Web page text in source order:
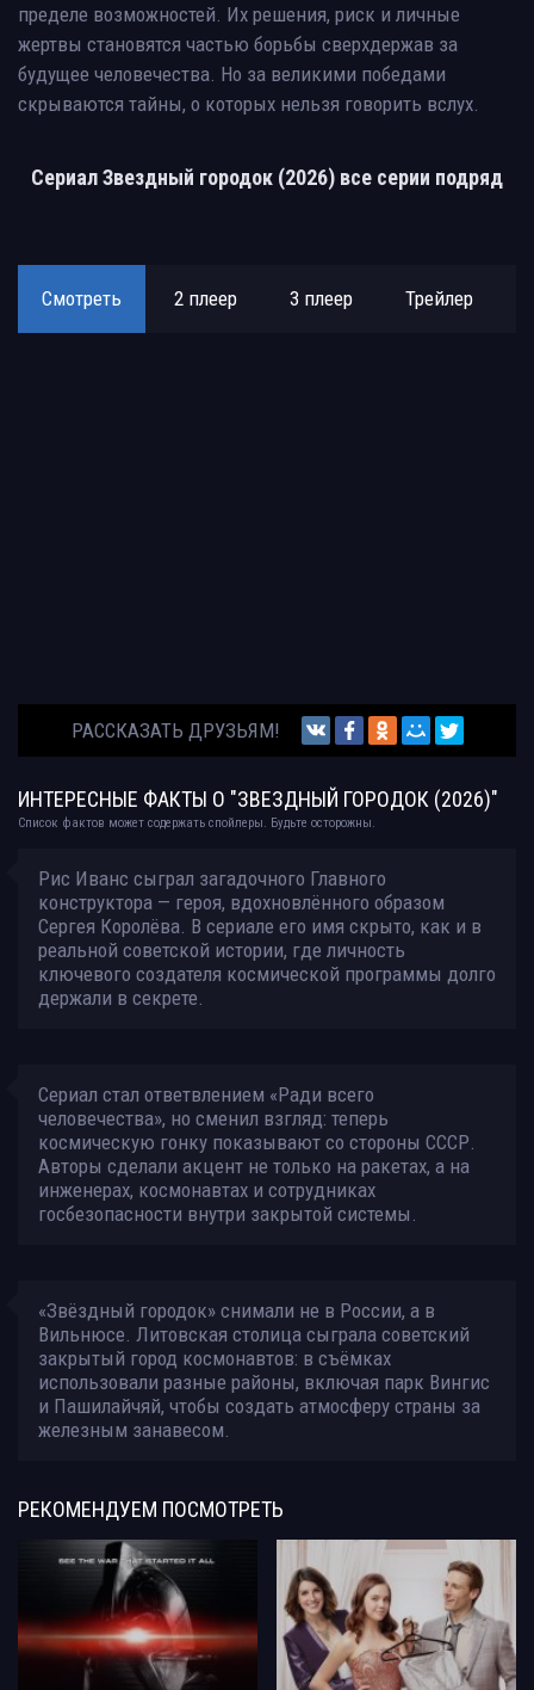
пределе возможностей. Их решения, риск и личные
жертвы становятся частью борьбы сверхдержав за
будущее человечества. Но за великими победами
скрываются тайны, о которых нельзя говорить вслух.
Сериал Звездный городок (2026) все серии подряд
Смотреть 2 плеер 3 плеер Трейлер
РАССКАЗАТЬ ДРУЗЬЯМ!
ИНТЕРЕСНЫЕ ФАКТЫ О "ЗВЕЗДНЫЙ ГОРОДОК (2026)"
Список фактов может содержать спойлеры. Будьте осторожны.
Рис Иванс сыграл загадочного Главного
конструктора — героя, вдохновлённого образом
Сергея Королёва. В сериале его имя скрыто, как и в
реальной советской истории, где личность
ключевого создателя космической программы долго
держали в секрете.
Сериал стал ответвлением «Ради всего
человечества», но сменил взгляд: теперь
космическую гонку показывают со стороны СССР.
Авторы сделали акцент не только на ракетах, а на
инженерах, космонавтах и сотрудниках
госбезопасности внутри закрытой системы.
«Звёздный городок» снимали не в России, а в
Вильнюсе. Литовская столица сыграла советский
закрытый город космонавтов: в съёмках
использовали разные районы, включая парк Вингис
и Пашилайчяй, чтобы создать атмосферу страны за
железным занавесом.
РЕКОМЕНДУЕМ ПОСМОТРЕТЬ